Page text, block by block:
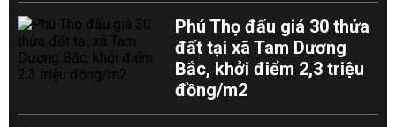
Phú Thọ đấu giá 30 thửa
đất tại xã Tam Dương
Bắc, khởi điểm 2,3 triệu
đồng/m2